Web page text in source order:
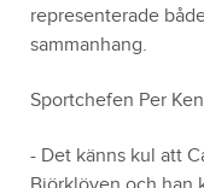
representerade
sammanhang.
Sportchefen Per
- Det känns kul att